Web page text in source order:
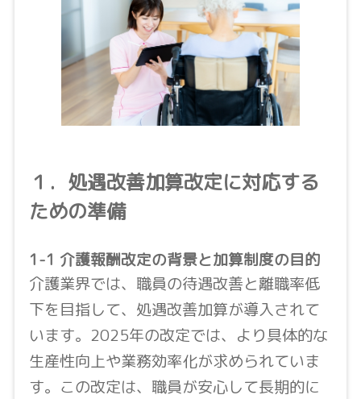
１．処遇改善加算改定に対応する
ための準備
1-1 介護報酬改定の背景と加算制度の目的
介護業界では、職員の待遇改善と離職率低
下を目指して、処遇改善加算が導入されて
います。2025年の改定では、より具体的な
生産性向上や業務効率化が求められていま
す。この改定は、職員が安心して長期的に